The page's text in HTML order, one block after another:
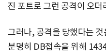
진 포트로 그런 공격이 오
그러나, 공격을 당했다는
분명히 DB접속을 위해